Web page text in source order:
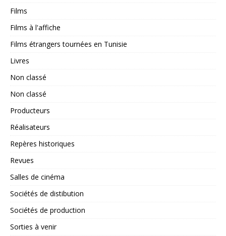
Films
Films à l'affiche
Films étrangers tournées en Tunisie
Livres
Non classé
Non classé
Producteurs
Réalisateurs
Repères historiques
Revues
Salles de cinéma
Sociétés de distibution
Sociétés de production
Sorties à venir